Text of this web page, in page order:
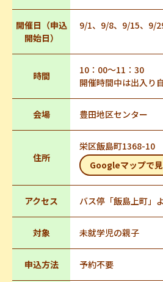
開催日（申込
開始日）
9/1、9/8、9/15、9/
時間
10：00～11：30
開催時間中は出入り
会場 豊田地区センター
住所
栄区飯島町1368-10
Googleマップで
アクセス バス停「飯島上町」
対象 未就学児の親子
申込方法 予約不要